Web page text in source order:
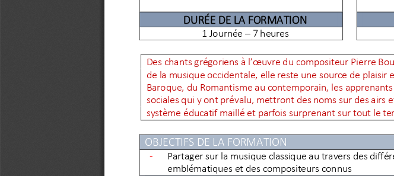
DURÉE DE LA FORMATION
1 Journée – 7 heures
Des chants grégoriens à l’œuvre du compositeur Pierre
de la musique occidentale, elle reste une source de
Baroque, du Romantisme au contemporain, les apprenants
sociales qui y ont prévalu, mettront des noms sur des
système éducatif maillé et parfois surprenant sur tout le
OBJECTIFS DE LA FORMATION
-
Partager sur la musique classique au travers des
emblématiques et des compositeurs connus